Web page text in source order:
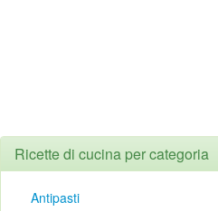
Ricette di cucina per categoria
Antipasti